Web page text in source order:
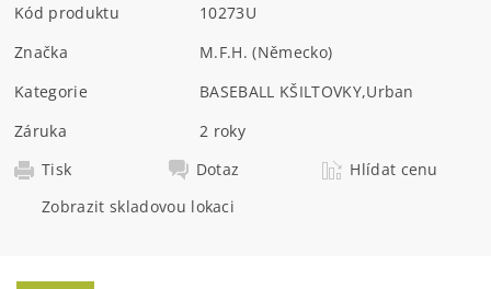
Kód produktu
10273U
Značka
M.F.H. (Německo)
Kategorie
BASEBALL KŠILTOVKY,Urban
Záruka
2 roky
Tisk
Dotaz
Hlídat cenu
Zobrazit skladovou lokaci